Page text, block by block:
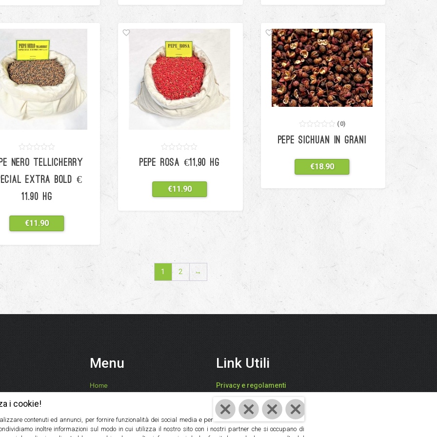
0
out
5
based
on
0
customer
ratings
NERO TELLICHERRY
EXTRA BOLD €
11.90 HG
€11.90
0
out
5
on
0
customer
ratings
PEPE ROSA €11,90 HG
€11.90
out
on
customer
ratings
(0)
PEPE SICHUAN IN GRANI
€18.90
1 2 →
Menu
Home
I Nostri Prodotti
Contatti
Link Utili
Privacy e regolamenti
FARI CATIA - "SPEZIEDALMONDO"
P.IVA: 03942850409
Cod. Fisc: FRACTA61D59D704V
i cookie!
contenuti ed annunci, per fornire funzionalità dei social media e per
inoltre informazioni sul modo in cui utilizza il nostro sito con i nostri partner che si occupano di